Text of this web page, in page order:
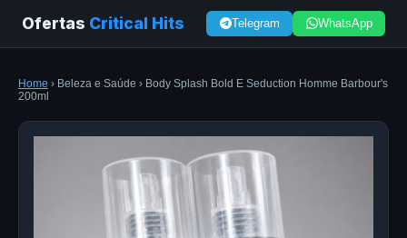
Ofertas Critical Hits Telegram WhatsApp
Home › Beleza e Saúde › Body Splash Bold E Seduction Homme Barbour's
200ml